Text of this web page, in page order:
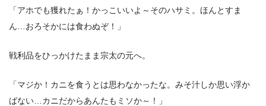
「アホでも獲れたぁ！かっこいいよ～そのハサミ。ほんとすま
ん…おろそかには食わぬぞ！」
戦利品をひっかけたまま宗太の元へ。
「マジか！カニを食うとは思わなかったな。みそ汁しか思い浮か
ばない…カニだからあんたもミソか～！」